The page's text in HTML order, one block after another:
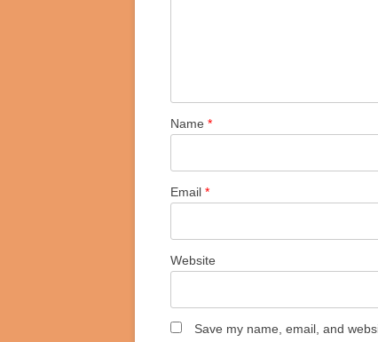
Name *
Email *
Website
Save my name, email, and